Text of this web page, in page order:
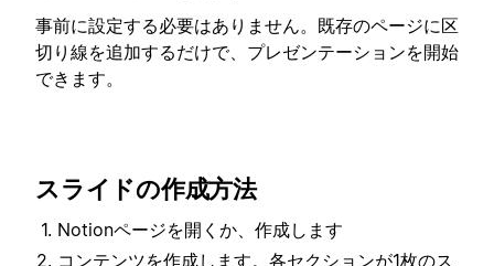
事前に設定する必要はありません。既存のページに区
切り線を追加するだけで、プレゼンテーションを開始
できます。
スライドの作成方法
Notionページを開くか、作成します
コンテンツを作成します。各セクションが1枚のス